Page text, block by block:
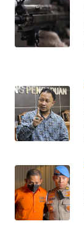
WN
NTT
WN
PAPUA
BARAT
WN
RIAU